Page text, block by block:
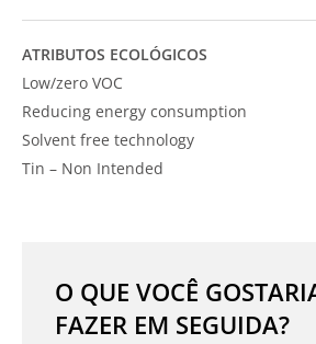
ATRIBUTOS ECOLÓGICOS
Low/zero VOC
Reducing energy consumption
Solvent free technology
Tin – Non Intended
O QUE VOCÊ
FAZER EM SEGUIDA?